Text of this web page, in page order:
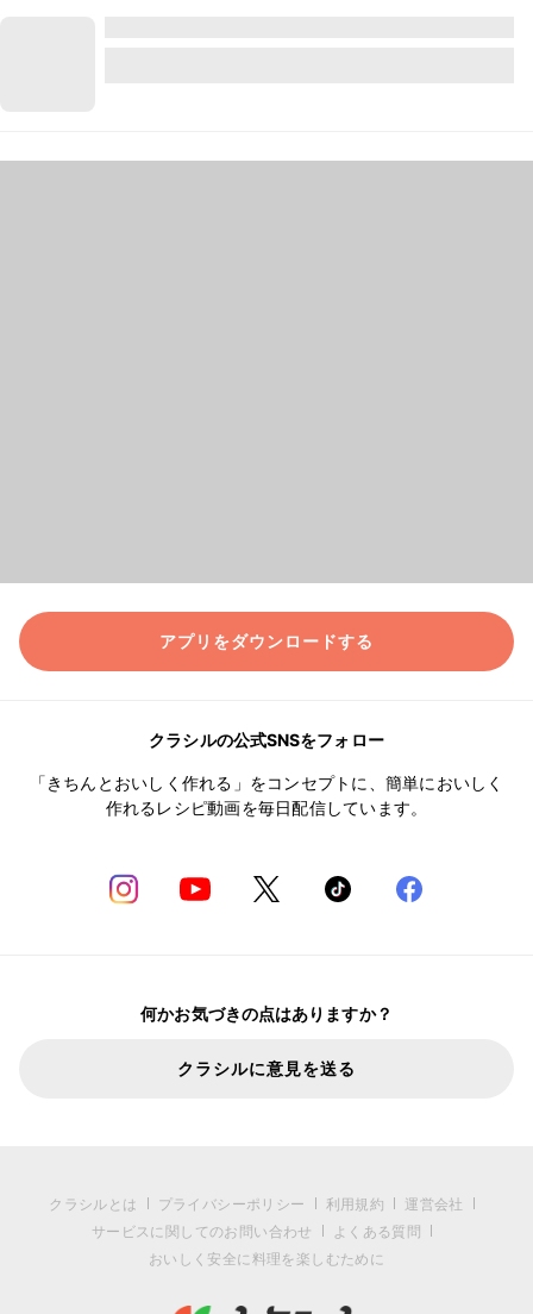
アプリをダウンロードする
クラシルの公式SNSをフォロー
「きちんとおいしく作れる」をコンセプトに、簡単においしく
作れるレシピ動画を毎日配信しています。
何かお気づきの点はありますか？
クラシルに意見を送る
クラシルとは プライバシーポリシー 利用規約
運営会社
サービスに関してのお問い合わせ
よくある質問
おいしく安全に料理を楽しむために